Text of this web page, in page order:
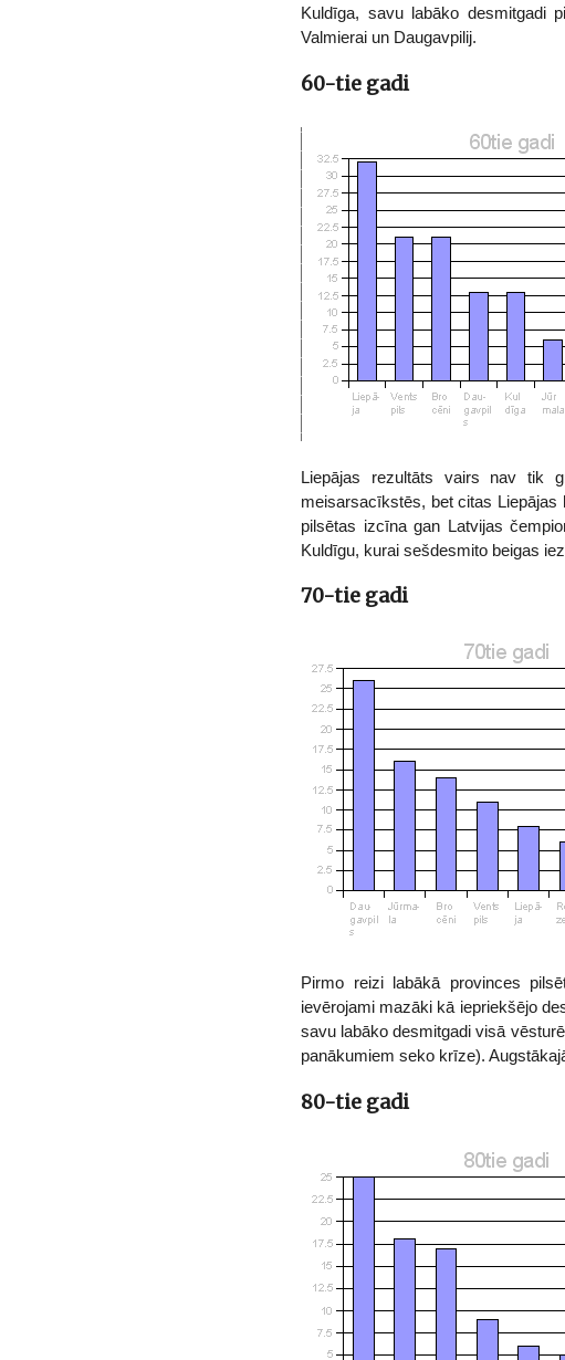
Kuldīga, savu labāko desmitgadi
Valmierai un Daugavpilij.
60-tie gadi
Liepājas rezultāts vairs nav tik
meisarsacīkstēs, bet citas
pilsētas izcīna gan Latvijas
Kuldīgu, kurai sešdesmito beigas
70-tie gadi
Pirmo reizi labākā provinces
ievērojami mazāki kā iepriekšējo
savu labāko desmitgadi visā
panākumiem seko krīze).
80-tie gadi